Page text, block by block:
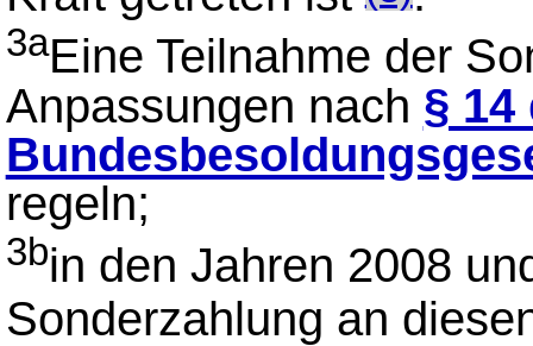
3aEine Teilnahme der
Anpassungen nach § 14
regeln;
3bin den Jahren 2008
Sonderzahlung an